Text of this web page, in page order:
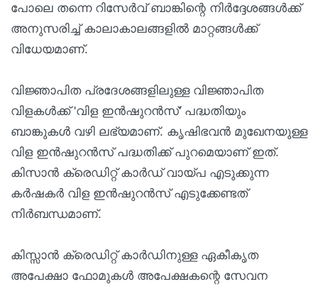
പോലെ തന്നെ റിസേർവ് ബാങ്കിന്റെ നിർദ്ദേശങ്ങൾക്ക്
അനുസരിച്ച് കാലാകാലങ്ങളിൽ മാറ്റങ്ങൾക്ക്
വിധേയമാണ്.
വിജ്ഞാപിത പ്രദേശങ്ങളിലുള്ള വിജ്ഞാപിത
വിളകൾക്ക് 'വിള ഇൻഷുറൻസ്' പദ്ധതിയും
ബാങ്കുകൾ വഴി ലഭ്യമാണ്. കൃഷിഭവൻ മുഖേനയുള്ള
വിള ഇൻഷുറൻസ് പദ്ധതിക്ക് പുറമെയാണ് ഇത്.
കിസാൻ ക്രെഡിറ്റ് കാർഡ് വായ്പ എടുക്കുന്ന
കർഷകർ വിള ഇൻഷുറൻസ് എടുക്കേണ്ടത്
നിർബന്ധമാണ്.
കിസ്സാൻ ക്രെഡിറ്റ് കാർഡിനുള്ള ഏകീകൃത
അപേക്ഷാ ഫോമുകൾ അപേക്ഷകന്റെ സേവന